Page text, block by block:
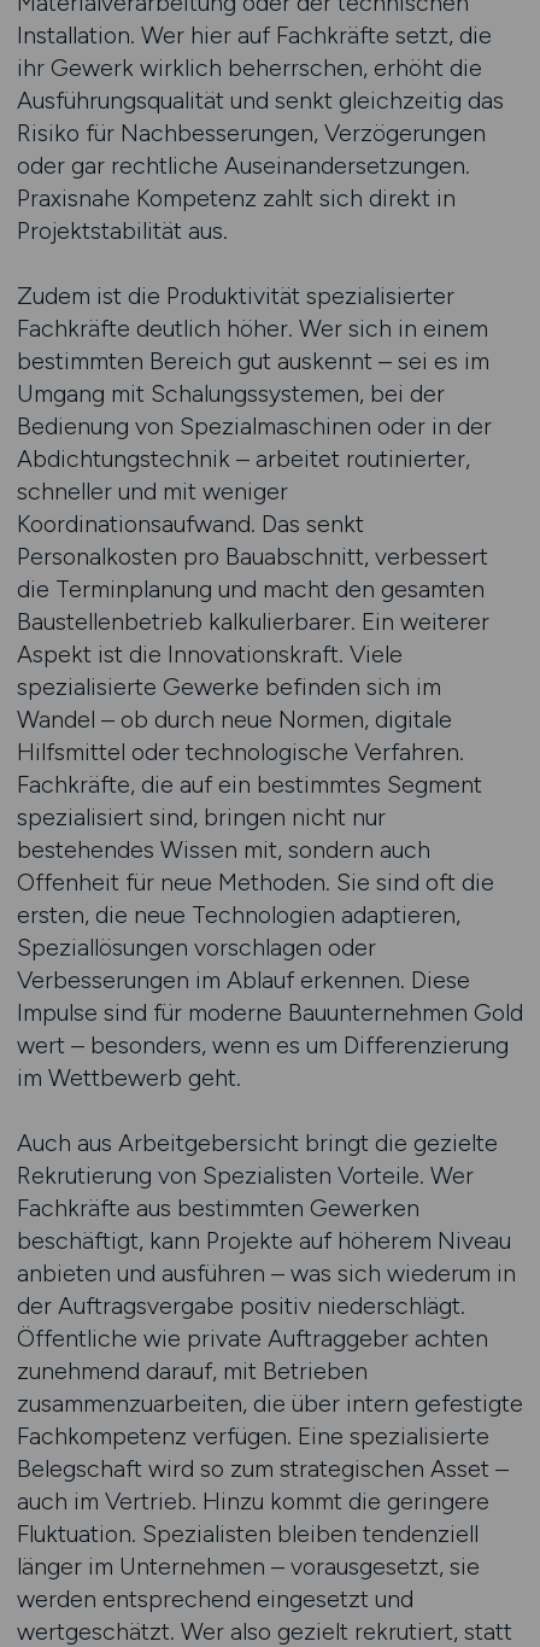
Installation. Wer hier auf Fachkräfte setzt, die
ihr Gewerk wirklich beherrschen, erhöht die
Ausführungsqualität und senkt gleichzeitig das
Risiko für Nachbesserungen, Verzögerungen
oder gar rechtliche Auseinandersetzungen.
Praxisnahe Kompetenz zahlt sich direkt in
Projektstabilität aus.
Zudem ist die Produktivität spezialisierter
Fachkräfte deutlich höher. Wer sich in einem
bestimmten Bereich gut auskennt – sei es im
Umgang mit Schalungssystemen, bei der
Bedienung von Spezialmaschinen oder in der
Abdichtungstechnik – arbeitet routinierter,
schneller und mit weniger
Koordinationsaufwand. Das senkt
Personalkosten pro Bauabschnitt, verbessert
die Terminplanung und macht den gesamten
Baustellenbetrieb kalkulierbarer. Ein weiterer
Aspekt ist die Innovationskraft. Viele
spezialisierte Gewerke befinden sich im
Wandel – ob durch neue Normen, digitale
Hilfsmittel oder technologische Verfahren.
Fachkräfte, die auf ein bestimmtes Segment
spezialisiert sind, bringen nicht nur
bestehendes Wissen mit, sondern auch
Offenheit für neue Methoden. Sie sind oft die
ersten, die neue Technologien adaptieren,
Speziallösungen vorschlagen oder
Verbesserungen im Ablauf erkennen. Diese
Impulse sind für moderne Bauunternehmen Gold
wert – besonders, wenn es um Differenzierung
im Wettbewerb geht.
Auch aus Arbeitgebersicht bringt die gezielte
Rekrutierung von Spezialisten Vorteile. Wer
Fachkräfte aus bestimmten Gewerken
beschäftigt, kann Projekte auf höherem Niveau
anbieten und ausführen – was sich wiederum in
der Auftragsvergabe positiv niederschlägt.
Öffentliche wie private Auftraggeber achten
zunehmend darauf, mit Betrieben
zusammenzuarbeiten, die über intern gefestigte
Fachkompetenz verfügen. Eine spezialisierte
Belegschaft wird so zum strategischen Asset –
auch im Vertrieb. Hinzu kommt die geringere
Fluktuation. Spezialisten bleiben tendenziell
länger im Unternehmen – vorausgesetzt, sie
werden entsprechend eingesetzt und
wertgeschätzt. Wer also gezielt rekrutiert, statt